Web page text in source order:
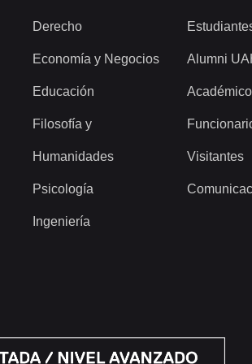
Derecho
Economía y Negocios
Educación
Filosofía y
Humanidades
Psicología
Ingeniería
Alumni
Visitantes